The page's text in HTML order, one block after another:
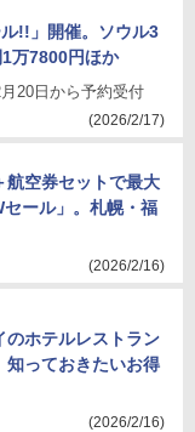
!!」開催。ソウル3
万7800円ほか
20日から予約受付
(2026/2/17)
航空券セットで最大
ール」。札幌・福
(2026/2/16)
のホテルレストラン
っておきたいお得
(2026/2/16)